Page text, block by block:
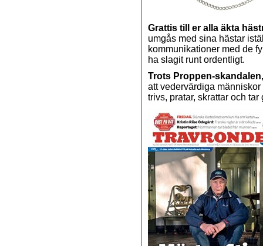
Grattis till er alla äkta
umgås med sina hästar
kommunikationer med de
ha slagit runt ordentligt.
Trots Proppen-skandalen,
att vedervärdiga
trivs, pratar, skrattar och